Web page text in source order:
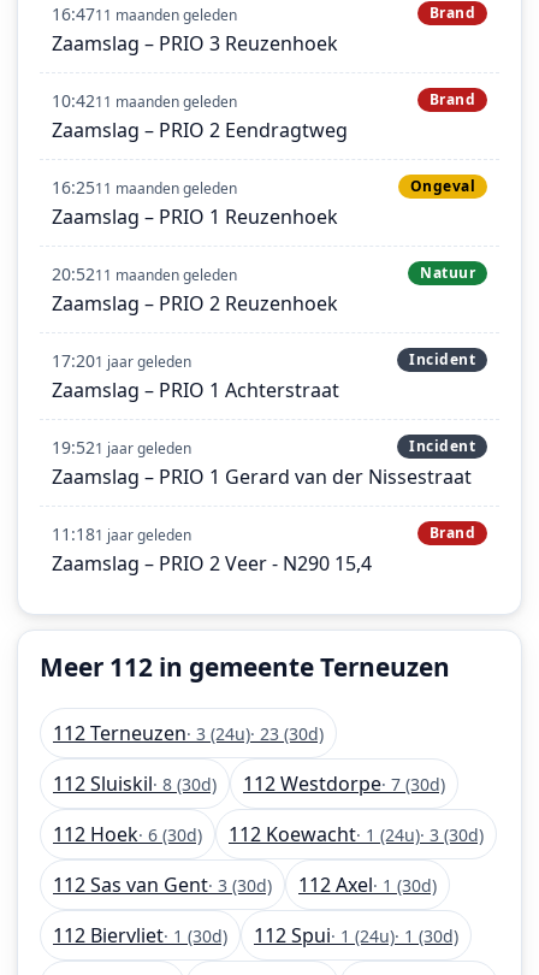
16:4711 maanden geleden Brand
Zaamslag – PRIO 3 Reuzenhoek
10:4211 maanden geleden Brand
Zaamslag – PRIO 2 Eendragtweg
16:2511 maanden geleden Ongeval
Zaamslag – PRIO 1 Reuzenhoek
20:5211 maanden geleden Natuur
Zaamslag – PRIO 2 Reuzenhoek
17:201 jaar geleden Incident
Zaamslag – PRIO 1 Achterstraat
19:521 jaar geleden Incident
Zaamslag – PRIO 1 Gerard van der Nissestraat
11:181 jaar geleden Brand
Zaamslag – PRIO 2 Veer - N290 15,4
Meer 112 in gemeente Terneuzen
112 Terneuzen· 3 (24u)· 23 (30d)
112 Sluiskil· 8 (30d) 112 Westdorpe· 7 (30d)
112 Hoek· 6 (30d) 112 Koewacht· 1 (24u)· 3 (30d)
112 Sas van Gent· 3 (30d) 112 Axel· 1 (30d)
112 Biervliet· 1 (30d) 112 Spui· 1 (24u)· 1 (30d)